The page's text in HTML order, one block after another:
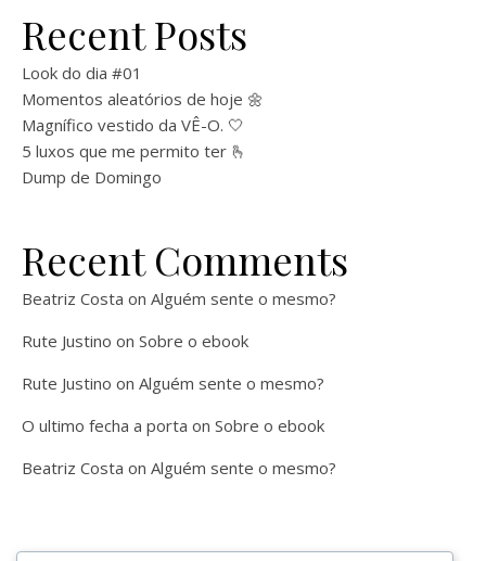
Recent Posts
Look do dia #01
Momentos aleatórios de hoje 🌼
Magnífico vestido da VÊ-O. 🤍
5 luxos que me permito ter 🫰
Dump de Domingo
Recent Comments
Beatriz Costa on Alguém sente o mesmo?
Rute Justino on Sobre o ebook
Rute Justino on Alguém sente o mesmo?
O ultimo fecha a porta on Sobre o ebook
Beatriz Costa on Alguém sente o mesmo?